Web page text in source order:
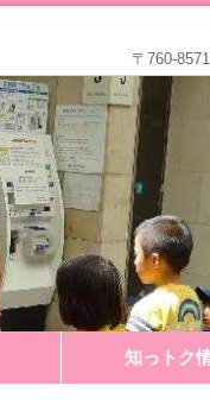
〒760-
知っトク